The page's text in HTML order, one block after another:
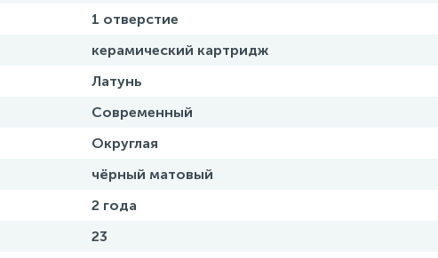
1 отверстие
керамический картридж
Латунь
Современный
Округлая
чёрный матовый
2 года
23